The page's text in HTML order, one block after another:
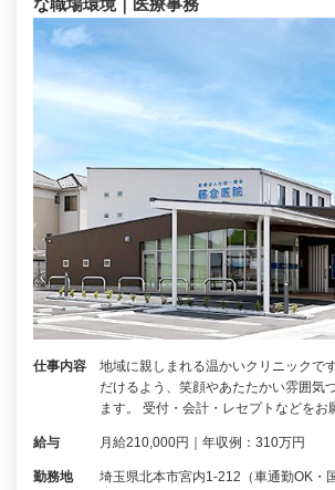
な職場環境｜医療事務
仕事内容
地域に親しまれる温かいクリニックで
だけるよう、笑顔やあたたかい雰囲気
ます。 受付・会計・レセプトなどを
給与 月給210,000円｜年収例：310万円
勤務地 埼玉県北本市宮内1-212（車通勤OK・